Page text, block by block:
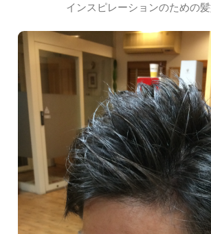
インスピレーションのための